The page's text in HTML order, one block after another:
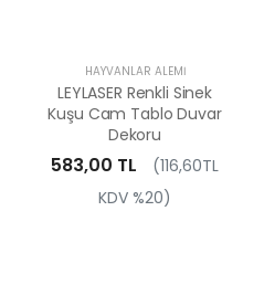
HAYVANLAR ALEMI
LEYLASER Renkli Sinek
Kuşu Cam Tablo Duvar
Dekoru
583,00 TL
(116,60TL
KDV %20)